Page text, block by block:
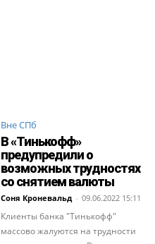
Вне СПб
В «Тинькофф»
предупредили о
возможных трудностях
со снятием валюты
Соня Кроневальд - 09.06.2022 15:11
Клиенты банка "Тинькофф"
массово жалуются на трудности